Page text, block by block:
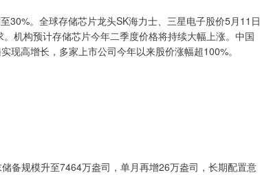
30%。全球存储芯片龙头SK海力士、三星电子股价5月11日
机构预计存储芯片今年二季度价格将持续大幅上涨。中国
现高增长，多家上市公司今年以来股价涨幅超100%。
备规模升至7464万盎司，单月再增26万盎司，长期配置意